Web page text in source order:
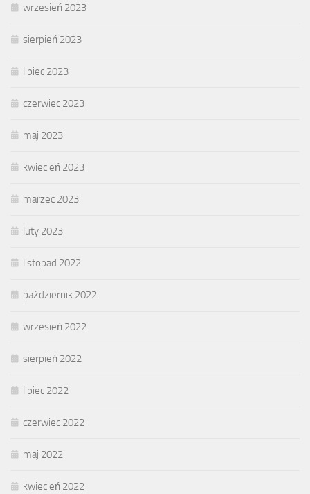
wrzesień 2023
sierpień 2023
lipiec 2023
czerwiec 2023
maj 2023
kwiecień 2023
marzec 2023
luty 2023
listopad 2022
październik 2022
wrzesień 2022
sierpień 2022
lipiec 2022
czerwiec 2022
maj 2022
kwiecień 2022